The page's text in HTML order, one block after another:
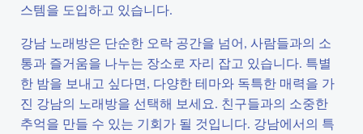
스템을 도입하고 있습니다.
강남 노래방은 단순한 오락 공간을 넘어, 사람들과의 소
통과 즐거움을 나누는 장소로 자리 잡고 있습니다. 특별
한 밤을 보내고 싶다면, 다양한 테마와 독특한 매력을 가
진 강남의 노래방을 선택해 보세요. 친구들과의 소중한
추억을 만들 수 있는 기회가 될 것입니다. 강남에서의 특